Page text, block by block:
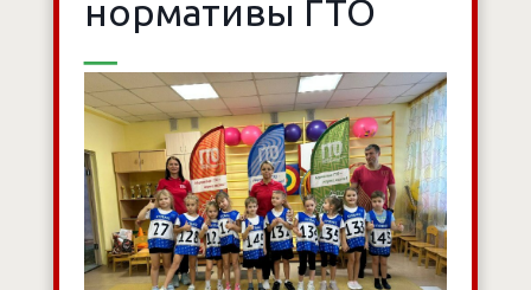
нормативы ГТО